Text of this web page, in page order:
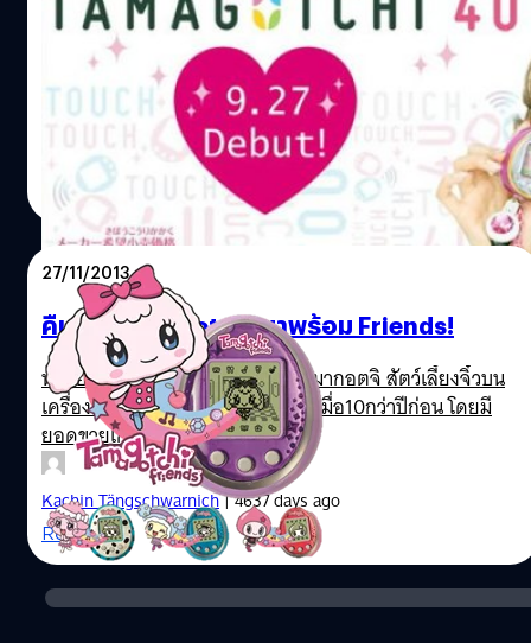
หลังจากเคยสร้างปรากฏการณ์ฮอตฮิตในบ้านเราในช่วงยุค 90
ที่เด็กทุกคนต้องมีเจ้าสัตว์เลี้ยงคอมพิวเตอร์นี้ไว้คนละเครื่อง
มาวันนี้ ทามาก็อตจิได้เตรียมอัพเกรดใหม่อีกครั้งแล้ว
ณัฐพันธ์ ส่งวิรุฬห์| 4410 days ago
Read More
27/11/2013
คืนชีพ Tamagotchi มาพร้อม Friends!
หลายๆคนคงจะจำกันได้กับ เจ้าทามากอตจิ สัตว์เลี้ยงจิ๋วบน
เครื่องเล่นเล็กๆรูปไข่ ที่ดังไปทั่วโลกเมื่อ10กว่าปีก่อน โดยมี
ยอดขายเกือบ 80 ล้านเครื่อง
Kachin Tängschwarnich| 4637 days ago
Read More